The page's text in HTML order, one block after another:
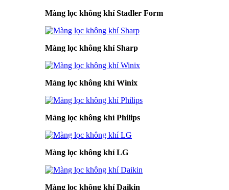
Màng lọc không khí Stadler Form
Màng lọc không khí Sharp
Màng lọc không khí Winix
Màng lọc không khí Philips
Màng lọc không khí LG
Màng lọc không khí Daikin